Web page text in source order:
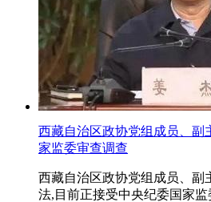
西藏自治区政协党组成员、副
家监委审查调查
西藏自治区政协党组成员、副
法,目前正接受中央纪委国家监